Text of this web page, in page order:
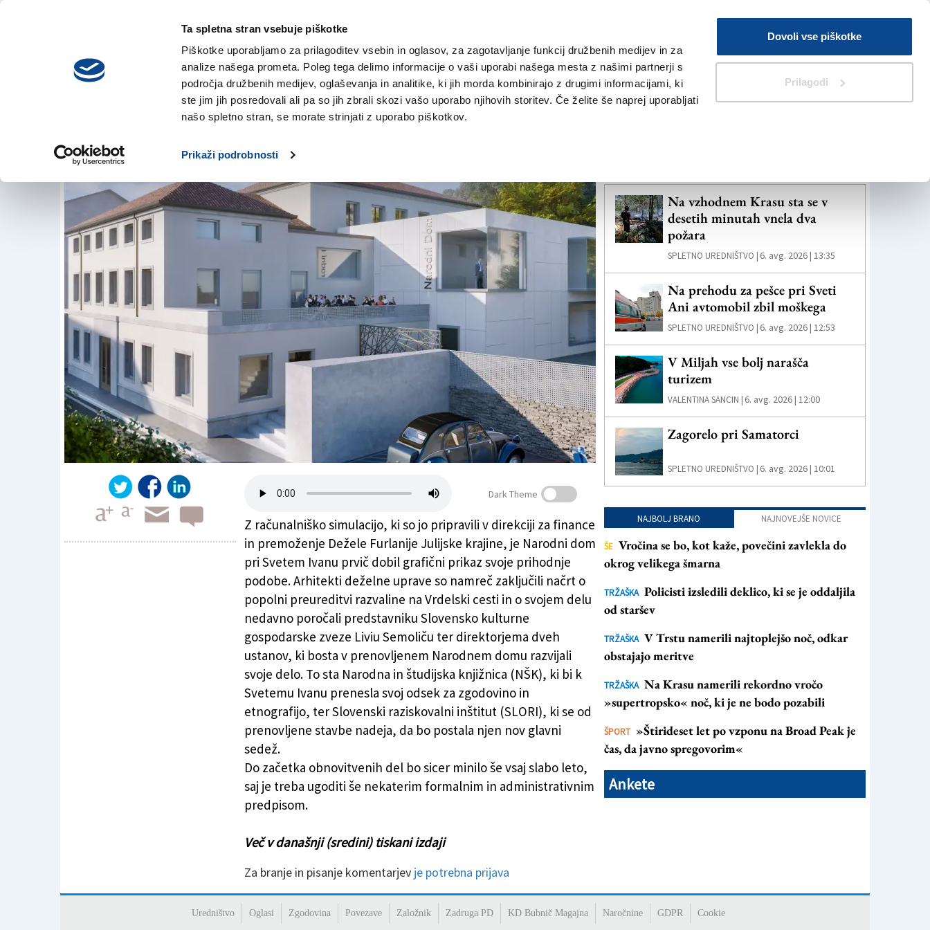
Ta spletna stran vsebuje piškotke
Piškotke uporabljamo za prilagoditev vsebin in oglasov, za zagotavljanje funkcij družbenih medijev in za
analize našega prometa. Poleg tega delimo informacije o vaši uporabi našega mesta z našimi partnerji s
področja družbenih medijev, oglaševanja in analitike, ki jih morda kombinirajo z drugimi informacijami, ki
ste jim jih posredovali ali pa so jih zbrali skozi vašo uporabo njihovih storitev. Če želite še naprej uporabljati
našo spletno stran, se morate strinjati z uporabo piškotkov.
Prikaži podrobnosti
Dovoli vse piškotke
Prilagodi
četrtek,
6. avgusta 2026
V Kioskih
Iskanje
NOVICE TRŽAŠKA GORIŠKA KULTURA ŠPORT ŠE
Še slabo leto do obnove Narodnega doma
4. sep. 2018 | 18:23
Še slabo leto do obnove Narodnega doma
Dark Theme
Z računalniško simulacijo, ki so jo pripravili v direkciji za finance
in premoženje Dežele Furlanije Julijske krajine, je Narodni dom
pri Svetem Ivanu prvič dobil grafični prikaz svoje prihodnje
podobe. Arhitekti deželne uprave so namreč zaključili načrt o
popolni preureditvi razvaline na Vrdelski cesti in o svojem delu
nedavno poročali predstavniku Slovensko kulturne
gospodarske zveze Liviu Semoliču ter direktorjema dveh
ustanov, ki bosta v prenovljenem Narodnem domu razvijali
svoje delo. To sta Narodna in študijska knjižnica (NŠK), ki bi k
Svetemu Ivanu prenesla svoj odsek za zgodovino in
etnografijo, ter Slovenski raziskovalni inštitut (SLORI), ki se od
prenovljene stavbe nadeja, da bo postala njen nov glavni
sedež.
Do začetka obnovitvenih del bo sicer minilo še vsaj slabo leto,
saj je treba ugoditi še nekaterim formalnim in administrativnim
predpisom.
Več v današnji (sredini) tiskani izdaji
Za branje in pisanje komentarjev je potrebna prijava
Na vzhodnem Krasu sta se v
desetih minutah vnela dva
požara
SPLETNO UREDNIŠTVO | 6. avg. 2026 | 13:35
Na prehodu za pešce pri Sveti
Ani avtomobil zbil moškega
SPLETNO UREDNIŠTVO | 6. avg. 2026 | 12:53
V Miljah vse bolj narašča
turizem
VALENTINA SANCIN | 6. avg. 2026 | 12:00
Zagorelo pri Samatorci
SPLETNO UREDNIŠTVO | 6. avg. 2026 | 10:01
NAJBOLJ BRANO NAJNOVEJŠE NOVICE
ŠE Vročina se bo, kot kaže, povečini zavlekla do
okrog velikega šmarna
TRŽAŠKA Policisti izsledili deklico, ki se je oddaljila
od staršev
TRŽAŠKA V Trstu namerili najtoplejšo noč, odkar
obstajajo meritve
TRŽAŠKA Na Krasu namerili rekordno vročo
»supertropsko« noč, ki je ne bodo pozabili
ŠPORT »Štirideset let po vzponu na Broad Peak je
čas, da javno spregovorim«
Ankete
Uredništvo Oglasi Zgodovina Povezave Založnik Zadruga PD KD Bubnič Magajna Naročnine GDPR Cookie